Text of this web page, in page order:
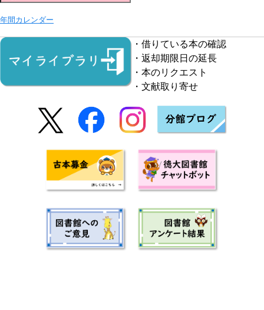
年間カレンダー
・借りている本の確認
・返却期限日の延長
・本のリクエスト
・文献取り寄せ